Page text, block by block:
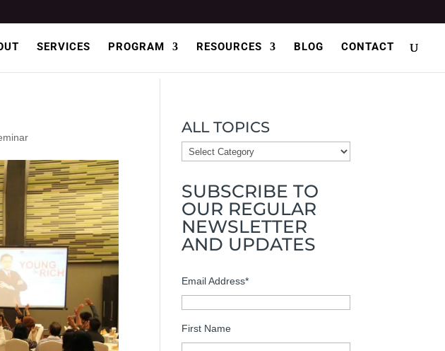
SERVICES PROGRAM RESOURCES BLOG CONTACT
ALL TOPICS
ALL
TOPICS
SUBSCRIBE TO
OUR REGULAR
NEWSLETTER
AND UPDATES
Email Address*
First Name